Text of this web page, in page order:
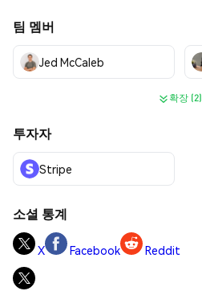
팀 멤버
Jed McCaleb
확장 (2)
투자자
Stripe
소셜 통계
X Facebook Reddit